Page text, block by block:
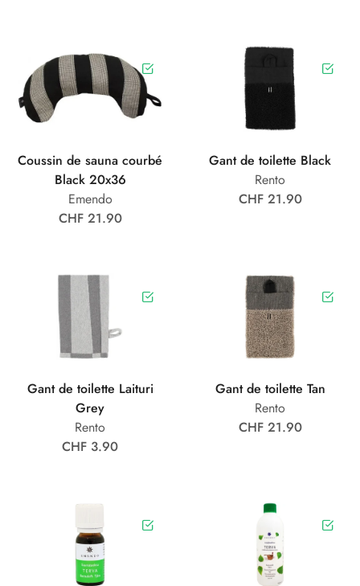
Coussin de sauna courbé
Black 20x36
Emendo
CHF 21.90
Gant de toilette Black
Rento
CHF 21.90
Gant de toilette Laituri
Grey
Rento
CHF 3.90
Gant de toilette Tan
Rento
CHF 21.90